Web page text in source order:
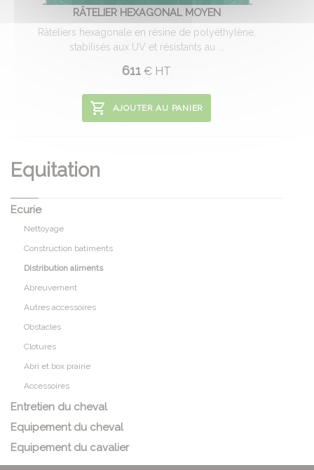
RÂTELIER HEXAGONAL MOYEN
Râteliers hexagonale en résine de polyéthylène,
stabilisés aux UV et résistants au ...
611 € HT
AJOUTER AU PANIER
Equitation
Ecurie
Nettoyage
Construction batiments
Distribution aliments
Abreuvement
Autres accessoires
Obstacles
Clotures
Abri et box prairie
Accessoires
Entretien du cheval
Equipement du cheval
Equipement du cavalier